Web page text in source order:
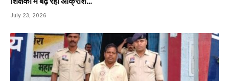
July 23, 2026